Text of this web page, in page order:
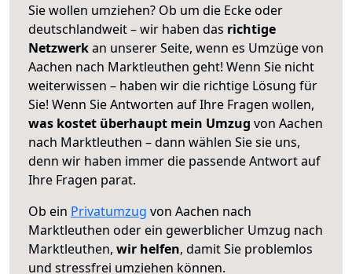
Sie wollen umziehen? Ob um die Ecke oder
deutschlandweit – wir haben das richtige
Netzwerkan unserer Seite, wenn es Umzüge von
Aachen nach Marktleuthen geht! Wenn Sie nicht
weiterwissen – haben wir die richtige Lösung für
Sie! Wenn Sie Antworten auf Ihre Fragen wollen,
was kostet überhaupt mein Umzug von Aachen
nach Marktleuthen – dann wählen Sie sie uns,
denn wir haben immer die passende Antwort auf
Ihre Fragen parat.
Ob ein Privatumzug von Aachen nach
Marktleuthen oder ein gewerblicher Umzug nach
Marktleuthen, wir helfen, damit Sie problemlos
und stressfrei umziehen können.